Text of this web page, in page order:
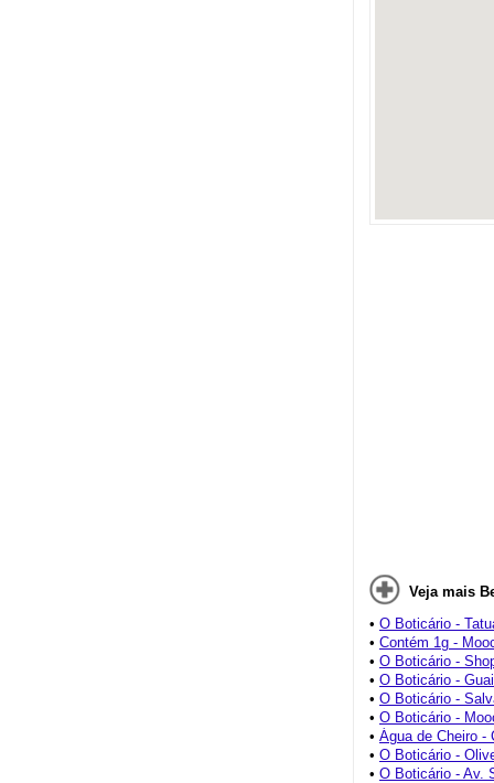
Veja mais
• O Boticário -
• Contém 1g -
• O Boticário -
• O Boticário -
• O Boticário -
• O Boticário -
• Água de Cheiro -
• O Boticário -
• O Boticário - Av.